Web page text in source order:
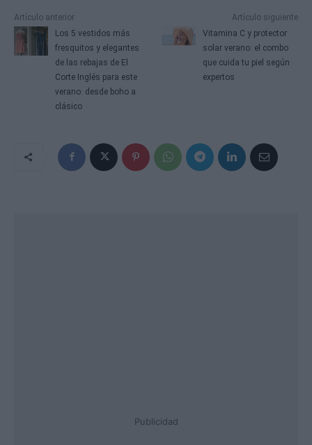
Artículo anterior
Los 5 vestidos más
fresquitos y elegantes
de las rebajas de El
Corte Inglés para este
verano: desde boho a
clásico
Artículo siguiente
Vitamina C y protector
solar verano: el combo
que cuida tu piel según
expertos
Publicidad